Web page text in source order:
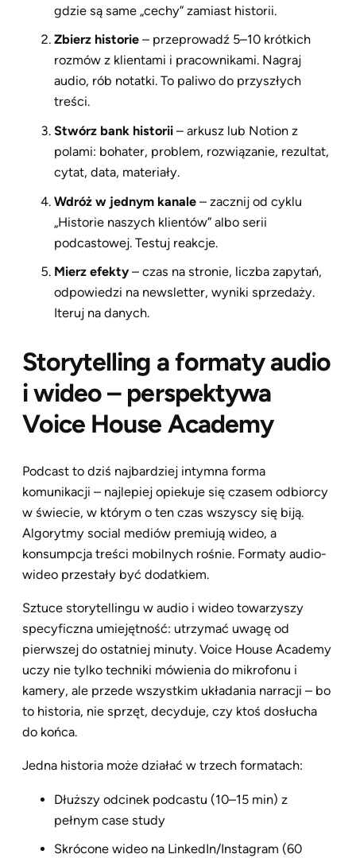
gdzie są same „cechy” zamiast historii.
Zbierz historie – przeprowadź 5–10 krótkich
rozmów z klientami i pracownikami. Nagraj
audio, rób notatki. To paliwo do przyszłych
treści.
Stwórz bank historii – arkusz lub Notion z
polami: bohater, problem, rozwiązanie, rezultat,
cytat, data, materiały.
Wdróż w jednym kanale – zacznij od cyklu
„Historie naszych klientów” albo serii
podcastowej. Testuj reakcje.
Mierz efekty – czas na stronie, liczba zapytań,
odpowiedzi na newsletter, wyniki sprzedaży.
Iteruj na danych.
Storytelling a formaty audio
i wideo – perspektywa
Voice House Academy
Podcast to dziś najbardziej intymna forma
komunikacji – najlepiej opiekuje się czasem odbiorcy
w świecie, w którym o ten czas wszyscy się biją.
Algorytmy social mediów premiują wideo, a
konsumpcja treści mobilnych rośnie. Formaty audio-
wideo przestały być dodatkiem.
Sztuce storytellingu w audio i wideo towarzyszy
specyficzna umiejętność: utrzymać uwagę od
pierwszej do ostatniej minuty. Voice House Academy
uczy nie tylko techniki mówienia do mikrofonu i
kamery, ale przede wszystkim układania narracji – bo
to historia, nie sprzęt, decyduje, czy ktoś dosłucha
do końca.
Jedna historia może działać w trzech formatach:
Dłuższy odcinek podcastu (10–15 min) z
pełnym case study
Skrócone wideo na LinkedIn/Instagram (60